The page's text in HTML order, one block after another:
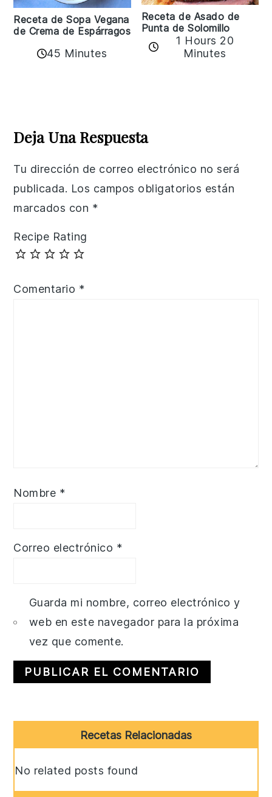
Receta de Sopa Vegana
de Crema de Espárragos
45 Minutes
Receta de Asado de
Punta de Solomillo
1 Hours 20
Minutes
Interactions
Deja Una Respuesta
Tu dirección de correo electrónico no será
publicada. Los campos obligatorios están
marcados con *
Recipe Rating
Comentario *
Nombre *
Correo electrónico *
Guarda mi nombre, correo electrónico y
web en este navegador para la próxima
vez que comente.
Sidebar
Recetas Relacionadas
No related posts found